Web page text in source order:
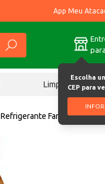
App Meu
Escolha
CEP para
Limpeza
Refrigerante Fanta Guaraná